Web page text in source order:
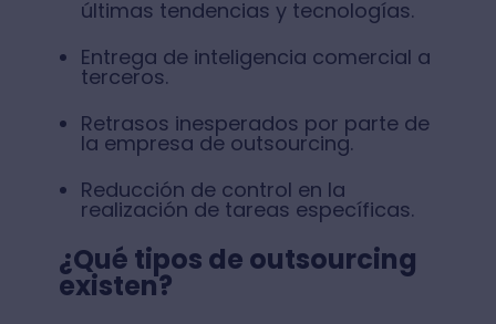
últimas tendencias y tecnologías.
Entrega de inteligencia comercial a
terceros.
Retrasos inesperados por parte de
la empresa de outsourcing.
Reducción de control en la
realización de tareas específicas.
¿Qué tipos de outsourcing
existen?